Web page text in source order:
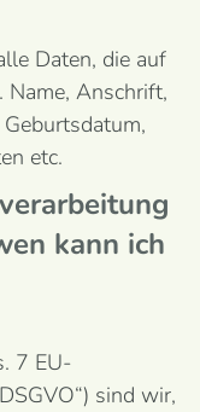
Daten, die auf
Name, Anschrift,
etc.
kann ich
7 EU-
sind wir,